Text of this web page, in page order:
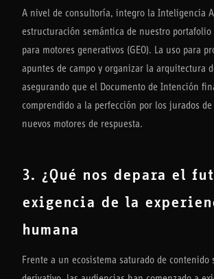
A nivel de consultoría, integro la Inteligencia
estructuración semántica de nuestro
para motores generativos (GEO). La uso para
apuntes de campo y organizar la arquitectura
asegurando que el Documento de Intención
comprendido a la perfección por los jurados
nuevos motores de respuesta.
3. ¿Qué nos depara el
exigencia de la
humana
Frente a un ecosistema saturado de contenido